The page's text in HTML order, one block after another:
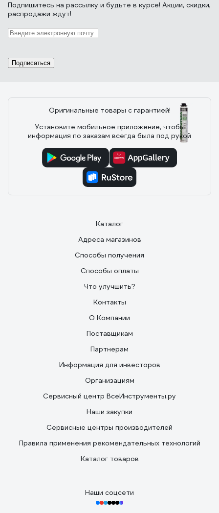
Отзыв о Огнестойкая монтажная пена,
профессиональная, 900 грамм в баллоне
IRFIX B1, Арт. производителя: 10005
Хорошая пена! Специально проверил заявленные
огнеупорные качества на времянке от застройщика
конеш, подкоптилась, но целостность структуры не
нарушилось и прямого воспламенения не было и в
помине. Норм, в общем!)
4 отзыва
Отзыв о Монтажная пена Makroflex
WhiteTeq Белая Технология проф
Подпишитесь на рассылку и будьте в курсе! Акции, скидки,
распродажи ждут!
Подписаться
Оригинальные товары с гарантией!
Установите мобильное приложение, чтобы
информация по заказам всегда была под рукой
Каталог
Адреса магазинов
Способы получения
Способы оплаты
Что улучшить?
Контакты
О Компании
Поставщикам
Партнерам
Информация для инвесторов
Организациям
Сервисный центр ВсеИнструменты.ру
Наши закупки
Сервисные центры производителей
Правила применения рекомендательных технологий
Каталог товаров
Наши соцсети